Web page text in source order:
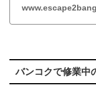
バンコクで修業中